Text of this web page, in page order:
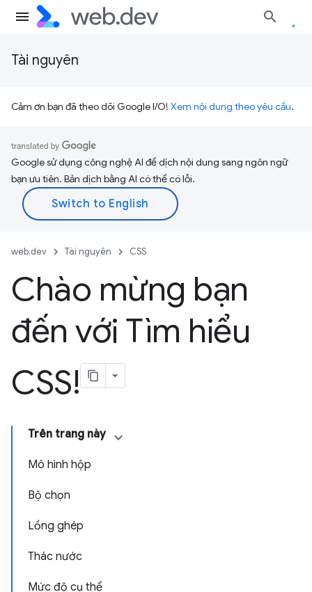
Tài nguyên
Cảm ơn bạn đã theo dõi Google I/O! Xem nội dung theo yêu cầu.
Google sử dụng công nghệ AI để dịch nội dung sang ngôn ngữ
bạn ưu tiên. Bản dịch bằng AI có thể có lỗi.
web.dev Tài nguyên CSS
Chào mừng bạn
đến với Tìm hiểu
CSS!
Trên trang này
Mô hình hộp
Bộ chọn
Lồng ghép
Thác nước
Mức độ cụ thể